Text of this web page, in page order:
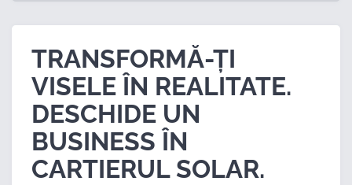
TRANSFORMĂ-ȚI
VISELE ÎN REALITATE.
DESCHIDE UN
BUSINESS ÎN
CARTIERUL SOLAR.